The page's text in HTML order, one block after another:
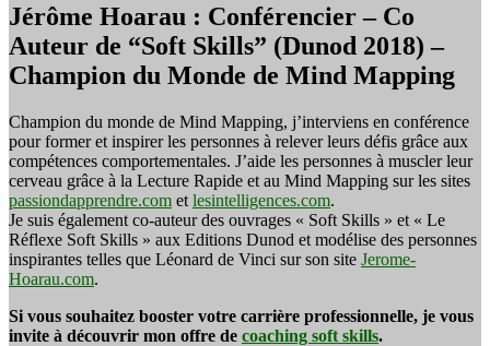
Jérôme Hoarau : Conférencier – Co
Auteur de “Soft Skills” (Dunod 2018) –
Champion du Monde de Mind Mapping
Champion du monde de Mind Mapping, j’interviens en conférence
pour former et inspirer les personnes à relever leurs défis grâce aux
compétences comportementales. J’aide les personnes à muscler leur
cerveau grâce à la Lecture Rapide et au Mind Mapping sur les sites
passiondapprendre.com et lesintelligences.com.
Je suis également co-auteur des ouvrages « Soft Skills » et « Le
Réflexe Soft Skills » aux Editions Dunod et modélise des personnes
inspirantes telles que Léonard de Vinci sur son site Jerome-
Hoarau.com.
Si vous souhaitez booster votre carrière professionnelle, je vous
invite à découvrir mon offre de coaching soft skills.